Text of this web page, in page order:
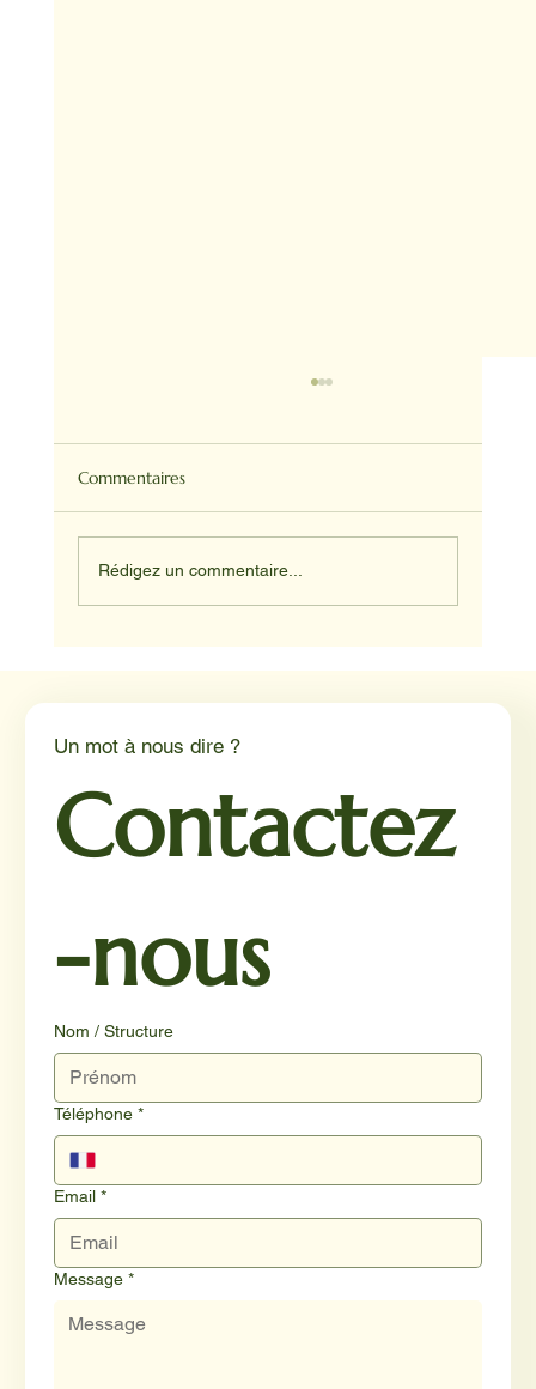
Commentaires
Rédigez un commentaire...
Un mot à nous dire ?
Contactez
-nous
Nom / Structure
Téléphone *
Email *
Message *